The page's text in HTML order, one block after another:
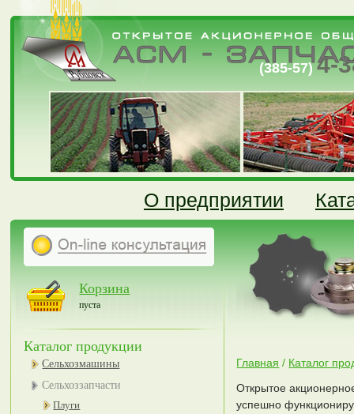
(385-57) 4-
О предприятии
Корзина
пуста
Каталог продукции
Сельхозмашины
Сельхоззапчасти
Плуги
Главная / Каталог
Открытое
успешно